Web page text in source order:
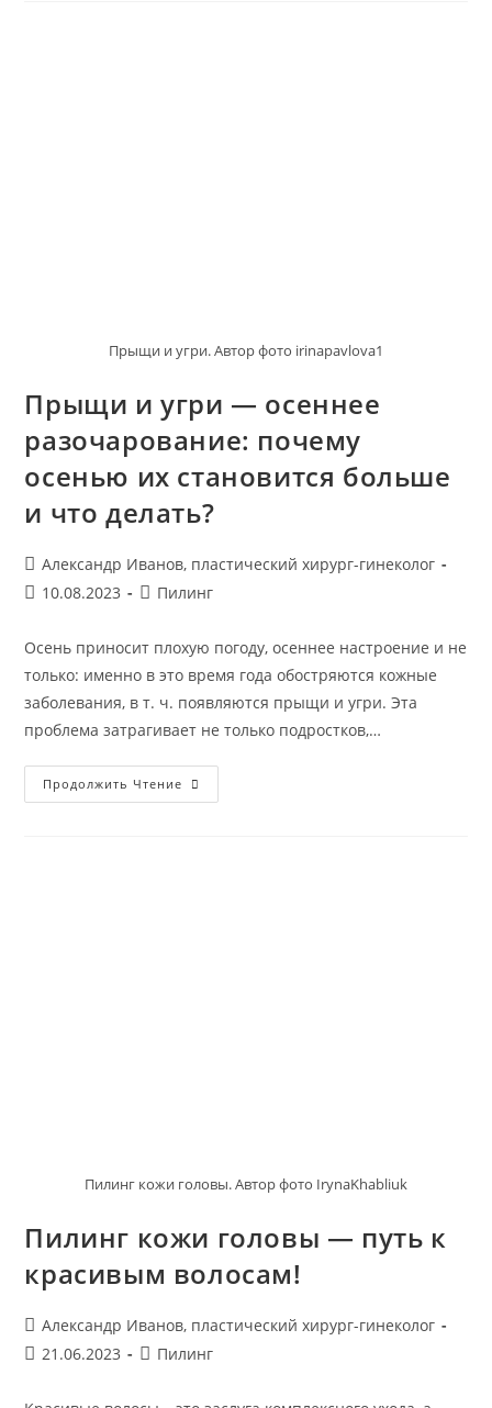
Прыщи и угри. Автор фото irinapavlova1
Прыщи и угри — осеннее
разочарование: почему
осенью их становится больше
и что делать?
Автор
записи:
Александр Иванов, пластический хирург-гинеколог
Запись
10.08.2023
Рубрика
Пилинг
Осень приносит плохую погоду, осеннее настроение и не
только: именно в это время года обостряются кожные
заболевания, в т. ч. появляются прыщи и угри. Эта
проблема затрагивает не только подростков,…
Продолжить Чтение Прыщи
И
Пилинг кожи головы. Автор фото IrynaKhabliuk
Пилинг кожи головы — путь к
красивым волосам!
Автор
записи:
Александр Иванов, пластический хирург-гинеколог
Запись
21.06.2023
Рубрика
Пилинг